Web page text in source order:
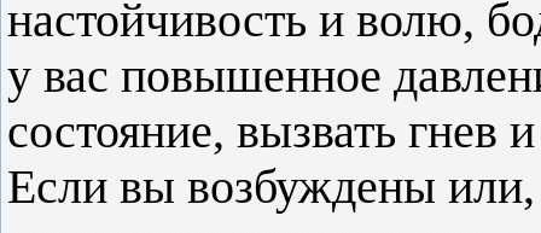
настойчивость и волю,
у вас повышенное
состояние, вызвать гнев
Если вы возбуждены или,